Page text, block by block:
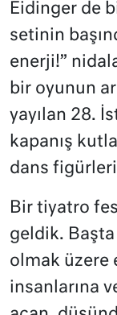
Eidinger de
setinin
enerji!”
bir oyunun
yayılan 28.
kapanış
dans
Bir tiyatro
geldik.
olmak üzere
insanlarına